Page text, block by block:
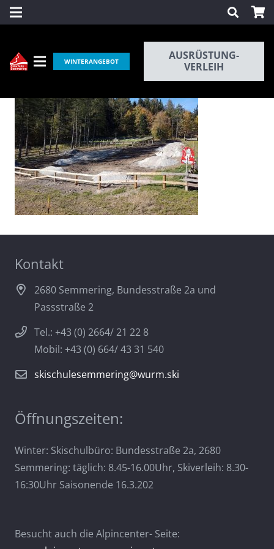
WINTERANGEBOT
AUSRÜSTUNG-
VERLEIH
Kontakt
2680 Semmering, Bundesstraße 2a und
Passstraße 2
Tel.: +43 (0) 2664/ 21 22 8
Mobil: +43 (0) 664/ 43 31 540
skischulesemmering@wurm.ski
Öffnungszeiten:
Winter: Skischulbüro: Bundesstraße 2a, 2680
Semmering: täglich: 8.45-16.00Uhr, Skiverleih: 8.30-
16:30Uhr Saisonende 16.3.202
Besucht auch die Alpincenter- Seite: